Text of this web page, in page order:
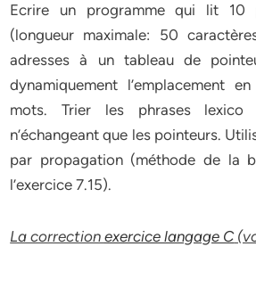
Ecrire un programme qui lit 10
(longueur maximale: 50
adresses à un tableau de
dynamiquement l’emplacement
mots. Trier les phrases lexico
n’échangeant que les pointeurs.
par propagation (méthode de la
l’exercice 7.15).
La correctionexercice langage C